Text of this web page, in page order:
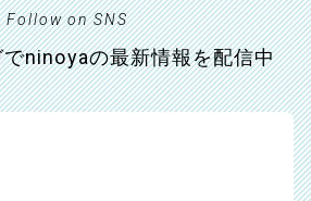
Follow on SNS
ninoyaの最新情報を配信中